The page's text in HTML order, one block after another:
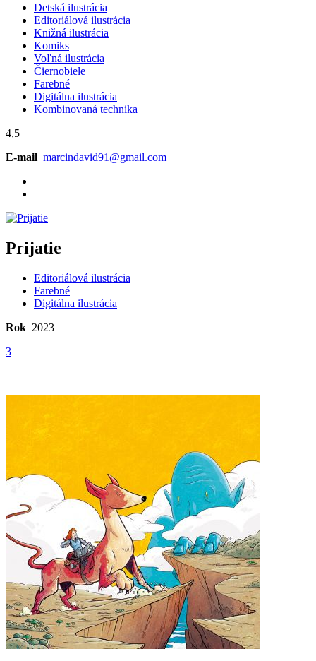
Detská ilustrácia
Editoriálová ilustrácia
Knižná ilustrácia
Komiks
Voľná ilustrácia
Čiernobiele
Farebné
Digitálna ilustrácia
Kombinovaná technika
4,5
E-mail marcindavid91@gmail.com
Prijatie
Editoriálová ilustrácia
Farebné
Digitálna ilustrácia
Rok 2023
3